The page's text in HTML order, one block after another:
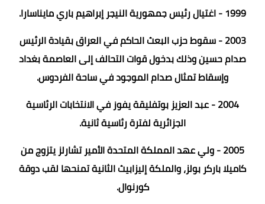
1999 - اغتيال رئيس جمهورية النيجر إبراهيم باري مايناسارا.
2003 - سقوط حزب البعث الحاكم في العراق بقيادة الرئيس
صدام حسين وذلك بدخول قوات التحالف إلى العاصمة بغداد
وإسقاط تمثال صدام الموجود في ساحة الفردوس.
2004 - عبد العزيز بوتفليقة يفوز في الانتخابات الرئاسية
الجزائرية لفترة رئاسية ثانية.
2005 - ولي عهد المملكة المتحدة الأمير تشارلز يتزوج من
كاميلا باركر بولز، والملكة إليزابيث الثانية تمنحها لقب دوقة
كورنوال.